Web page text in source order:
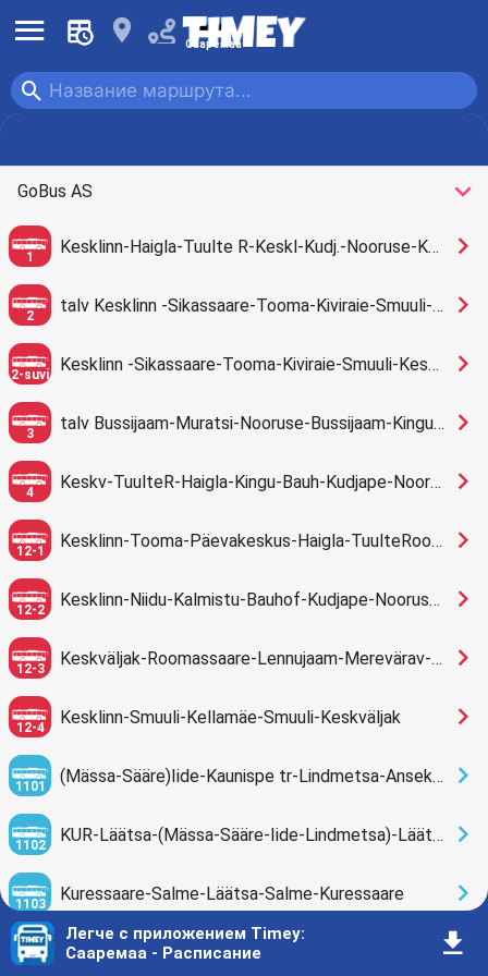
󰍜 󰍎 Сааремаа
󰍉
GoBus AS 󰅀
1
Kesklinn-Haigla-Tuulte R-Keskl-Kudj.-Nooruse-Keskv 󰅂
2
talv Kesklinn -Sikassaare-Tooma-Kiviraie-Smuuli-Keskväljak 󰅂
2-suvi
Kesklinn -Sikassaare-Tooma-Kiviraie-Smuuli-Keskväljak 󰅂
3
talv Bussijaam-Muratsi-Nooruse-Bussijaam-Kingu-Koja 󰅂
4
Keskv-TuulteR-Haigla-Kingu-Bauh-Kudjape-Nooruse-Keskv 󰅂
12-1
Kesklinn-Tooma-Päevakeskus-Haigla-TuulteRoos-Kesklinn 󰅂
12-2
Kesklinn-Niidu-Kalmistu-Bauhof-Kudjape-Nooruse-Keskväljak 󰅂
12-3
Keskväljak-Roomassaare-Lennujaam-Merevärav-Lennujaam-Roomassaare- Kesklinn 󰅂
12-4
Kesklinn-Smuuli-Kellamäe-Smuuli-Keskväljak 󰅂
1101
(Mässa-Sääre)Iide-Kaunispe tr-Lindmetsa-Anseküla-Salme-KUR 󰅂
1102
KUR-Läätsa-(Mässa-Sääre-Iide-Lindmetsa)-Läätsa-KUR 󰅂
1103
Kuressaare-Salme-Läätsa-Salme-Kuressaare 󰅂
1104 󰅂
Легче с приложением Timey:
Сааремаа - Расписание
󰇚